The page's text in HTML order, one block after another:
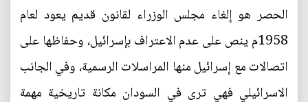
الحصر هو إلغاء مجلس الوزراء لقانون قديم يعود لعام
1958م ينص على عدم الاعتراف بإسرائيل، وحفاظها على
اتصالات مع إسرائيل منها المراسلات الرسمية، وفي الجانب
الاسرائيلي فهي ترى في السودان مكانة تاريخية مهمة